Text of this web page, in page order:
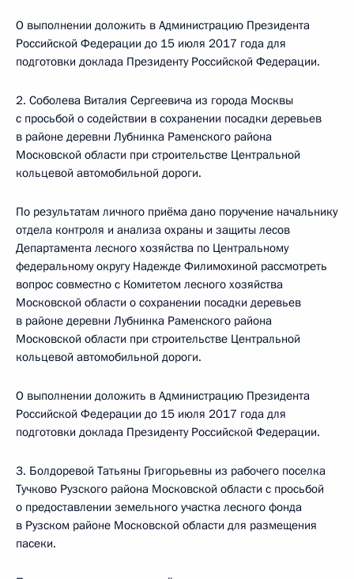
О выполнении доложить в Администрацию Президента
Российской Федерации до 15 июля 2017 года для
подготовки доклада Президенту Российской Федерации.
2. Соболева Виталия Сергеевича из города Москвы
с просьбой о содействии в сохранении посадки деревьев
в районе деревни Лубнинка Раменского района
Московской области при строительстве Центральной
кольцевой автомобильной дороги.
По результатам личного приёма дано поручение начальнику
отдела контроля и анализа охраны и защиты лесов
Департамента лесного хозяйства по Центральному
федеральному округу Надежде Филимохиной рассмотреть
вопрос совместно с Комитетом лесного хозяйства
Московской области о сохранении посадки деревьев
в районе деревни Лубнинка Раменского района
Московской области при строительстве Центральной
кольцевой автомобильной дороги.
О выполнении доложить в Администрацию Президента
Российской Федерации до 15 июля 2017 года для
подготовки доклада Президенту Российской Федерации.
3. Болдоревой Татьяны Григорьевны из рабочего поселка
Тучково Рузского района Московской области с просьбой
о предоставлении земельного участка лесного фонда
в Рузском районе Московской области для размещения
пасеки.